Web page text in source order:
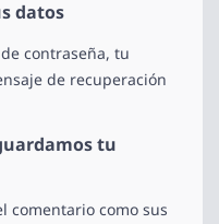
datos
contraseña, tu
de recuperación
tu
comentario como sus